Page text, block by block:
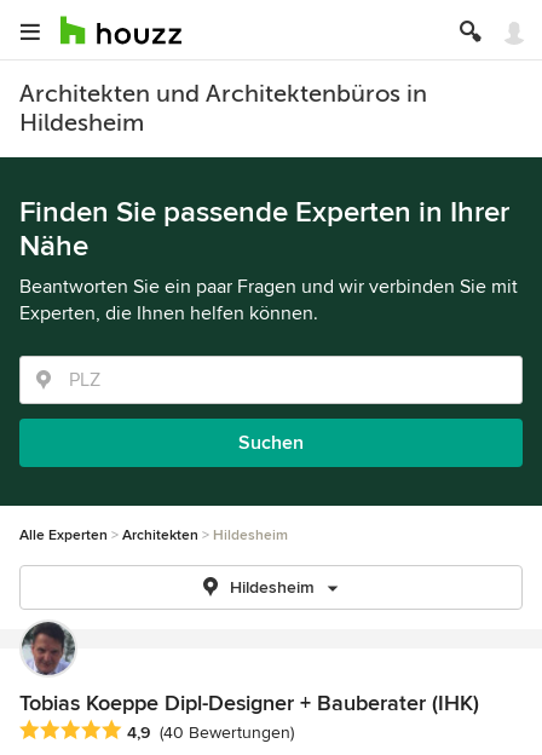
Architekten und Architektenbüros in
Hildesheim
Finden Sie passende Experten in Ihrer
Nähe
Beantworten Sie ein paar Fragen und wir verbinden Sie mit
Experten, die Ihnen helfen können.
Suchen
Alle Experten Architekten Hildesheim
Hildesheim
Tobias Koeppe Dipl-Designer + Bauberater (IHK)
Durchschnittliche Bewertung: 4.9 von 5 Sternen
4,9 (40 Bewertungen)